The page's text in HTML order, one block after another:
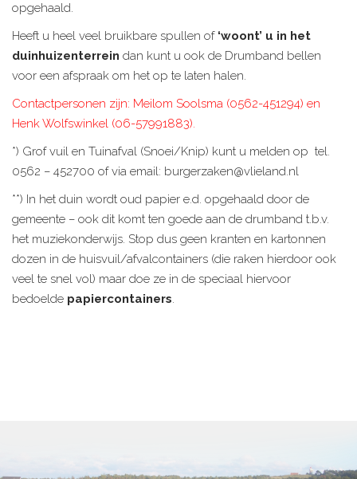
opgehaald.
Heeft u heel veel bruikbare spullen of ‘woont’ u in het
duinhuizenterrein dan kunt u ook de Drumband bellen
voor een afspraak om het op te laten halen.
Contactpersonen zijn: Meilom Soolsma (0562-451294) en
Henk Wolfswinkel (06-57991883).
*) Grof vuil en Tuinafval (Snoei/Knip) kunt u melden op tel.
0562 – 452700 of via email: burgerzaken@vlieland.nl
**) In het duin wordt oud papier e.d. opgehaald door de
gemeente – ook dit komt ten goede aan de drumband t.b.v.
het muziekonderwijs. Stop dus geen kranten en kartonnen
dozen in de huisvuil/afvalcontainers (die raken hierdoor ook
veel te snel vol) maar doe ze in de speciaal hiervoor
bedoelde papiercontainers.